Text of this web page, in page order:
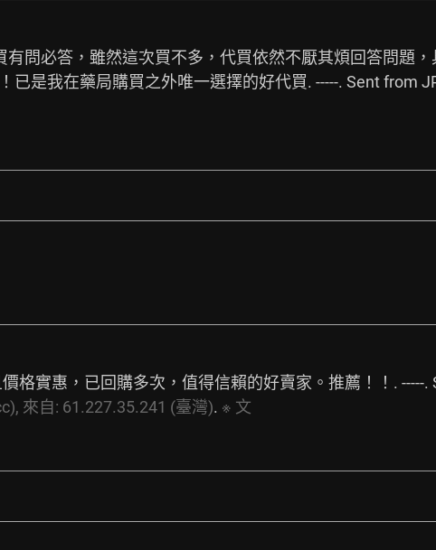
問必答，雖然這次買不多，代買依然不厭其煩回答問題，
是我在藥局購買之外唯一選擇的好代買. -----. Sent from
格實惠，已回購多次，值得信賴的好賣家。推薦！！. -----.
來自: 61.227.35.241 (臺灣). ※ 文